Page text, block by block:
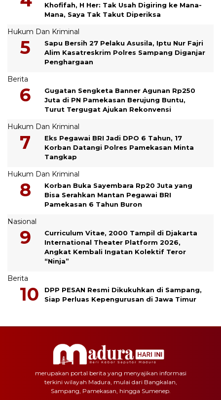
Khofifah, H Her: Tak Usah Digiring ke Mana-
Mana, Saya Tak Takut Diperiksa
Hukum Dan Kriminal
Sapu Bersih 27 Pelaku Asusila, Iptu Nur Fajri
Alim Kasatreskrim Polres Sampang Diganjar
Penghargaan
Berita
Gugatan Sengketa Banner Agunan Rp250
Juta di PN Pamekasan Berujung Buntu,
Turut Tergugat Ajukan Rekonvensi
Hukum Dan Kriminal
Eks Pegawai BRI Jadi DPO 6 Tahun, 17
Korban Datangi Polres Pamekasan Minta
Tangkap
Hukum Dan Kriminal
Korban Buka Sayembara Rp20 Juta yang
Bisa Serahkan Mantan Pegawai BRI
Pamekasan 6 Tahun Buron
Nasional
Curriculum Vitae, 2000 Tampil di Djakarta
International Theater Platform 2026,
Angkat Kembali Ingatan Kolektif Teror
“Ninja”
Berita
DPP PESAN Resmi Dikukuhkan di Sampang,
Siap Perluas Kepengurusan di Jawa Timur
merupakan portal berita yang menyajikan informasi
terkini wilayah Madura, mulai dari Bangkalan,
Sampang, Pamekasan, hingga Sumenep.